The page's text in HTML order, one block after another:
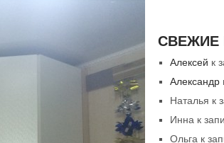
СВЕЖИЕ
Алексей к
Александр
Наталья к
Инна к
Ольга к